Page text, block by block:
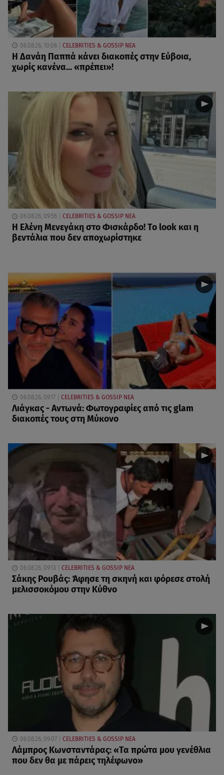
06.08.26, 10:06 CELEBRITIES & GOSSIP ΝΕΑ
Η Δανάη Παππά κάνει διακοπές στην Εύβοια,
χωρίς κανένα... «πρέπει»!
06.08.26, 09:56 CELEBRITIES & GOSSIP ΝΕΑ
Η Ελένη Μενεγάκη στο Φισκάρδο! Το look και η
βεντάλια που δεν αποχωρίστηκε
06.08.26, 09:17 CELEBRITIES & GOSSIP ΝΕΑ
Λιάγκας - Αντωνά: Φωτογραφίες από τις glam
διακοπές τους στη Μύκονο
06.08.26, 09:13 CELEBRITIES & GOSSIP ΝΕΑ
Σάκης Ρουβάς: Άφησε τη σκηνή και φόρεσε στολή
μελισσοκόμου στην Κύθνο
06.08.26, 09:07 CELEBRITIES & GOSSIP ΝΕΑ
Λάμπρος Κωνσταντάρας: «Τα πρώτα μου γενέθλια
που δεν θα με πάρεις τηλέφωνο»